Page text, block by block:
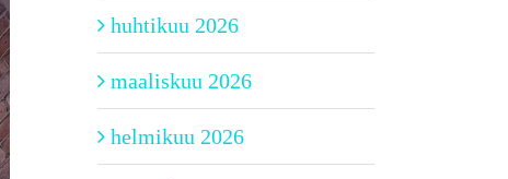
huhtikuu 2026
maaliskuu 2026
helmikuu 2026